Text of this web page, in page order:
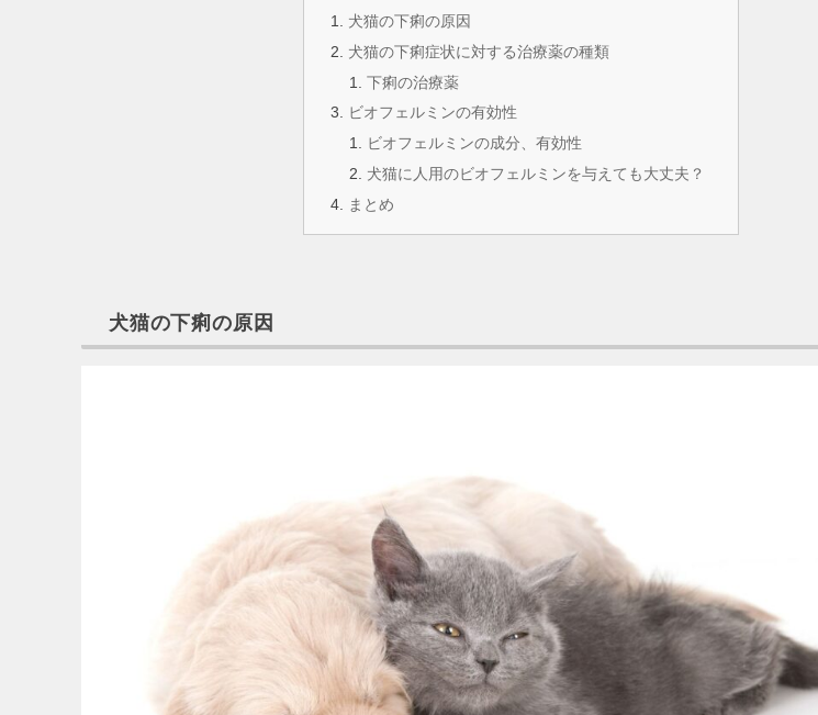
犬猫の下痢の原因
犬猫の下痢症状に対する治療薬の種類
下痢の治療薬
ビオフェルミンの有効性
ビオフェルミンの成分、有効性
犬猫に人用のビオフェルミンを与えても大丈夫？
まとめ
犬猫の下痢の原因